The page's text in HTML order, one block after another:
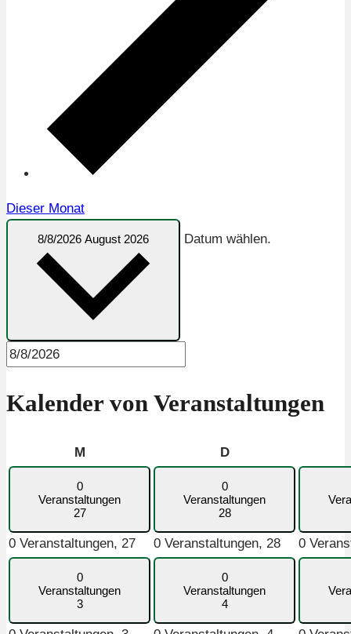
Dieser Monat
8/8/2026 August 2026 Datum wählen.
Kalender von Veranstaltungen
MMontag DDienstag
0
Veranstaltungen
27
0 Veranstaltungen, 27
0
Veranstaltungen
28
0 Veranstaltungen, 28 0
0
Veranstaltungen
3
0
Veranstaltungen
4